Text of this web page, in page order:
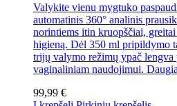
Valykite vienu mygtuko
automatinis 360° analinis
norintiems itin kruopščiai,
higieną. Dėl 350 ml pripildymo
trijų valymo režimų ypač lengva
vaginaliniam naudojimui.
99,99 €